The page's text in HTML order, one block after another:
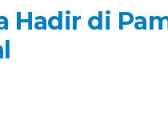
Hadir di